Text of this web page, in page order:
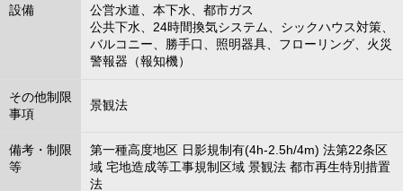
設備
公営水道、本下水、都市ガス
公共下水、24時間換気システム、シックハウス対策、
バルコニー、勝手口、照明器具、フローリング、火災
警報器（報知機）
その他制限
事項
景観法
備考・制限
等
第一種高度地区 日影規制有(4h-2.5h/4m) 法第22条区
域 宅地造成等工事規制区域 景観法 都市再生特別措置
法